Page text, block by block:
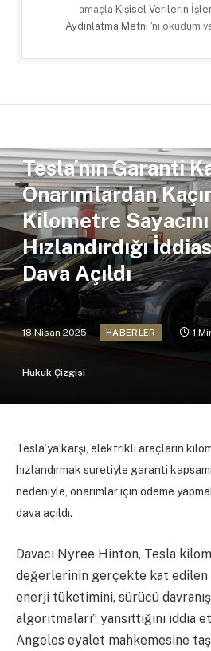
amaçla Kişisel Verilerin
Aydınlatma Metni 'ni okudum
Tesla’nın Garanti
Onarımlardan
Kilometre Sayacını
Hızlandırdığı
Dava Açıldı
18 Nisan 2025 HABERLER 1
Hukuk Çizgisi
Tesla’ya karşı, elektrikli araçların
hızlandırmak suretiyle garanti
nedeniyle, onarımlar için ödeme
dava açıldı.
Davacı Nyree Hinton, Tesla
değerlerinin gerçekte kat edilen
enerji tüketimini, sürücü
algoritmaları” yansıttığını iddia
Angeles eyalet mahkemesine